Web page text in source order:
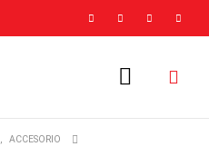
,
ACCESORIO